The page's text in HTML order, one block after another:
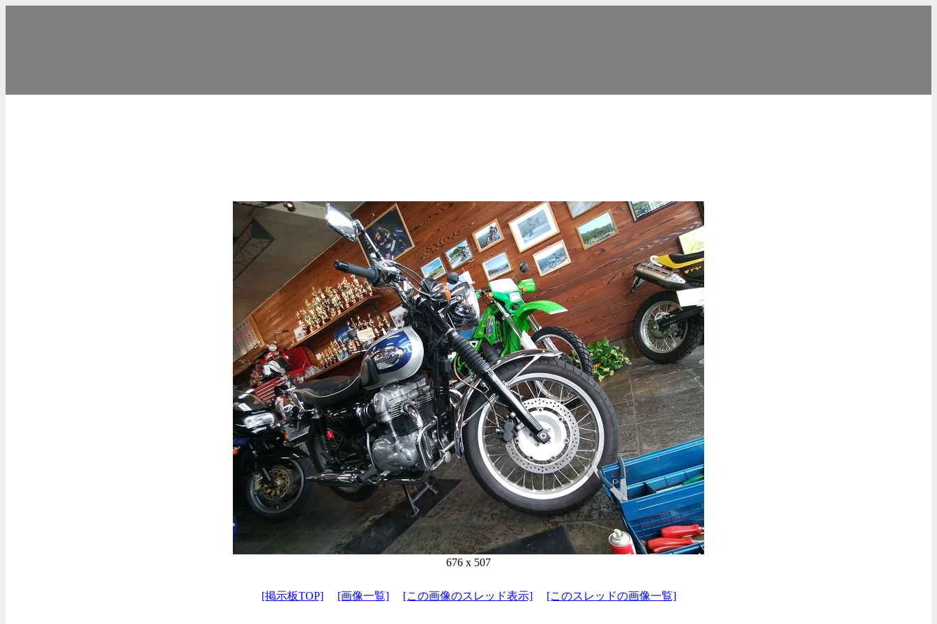
676 x 507
[掲示板TOP] [画像一覧] [この画像のスレッド表示] [このスレッドの画像一覧]